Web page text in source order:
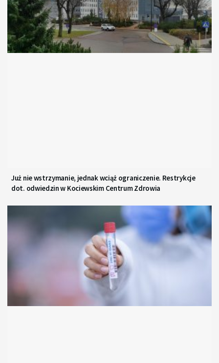
Już nie wstrzymanie, jednak wciąż ograniczenie. Restrykcje
dot. odwiedzin w Kociewskim Centrum Zdrowia